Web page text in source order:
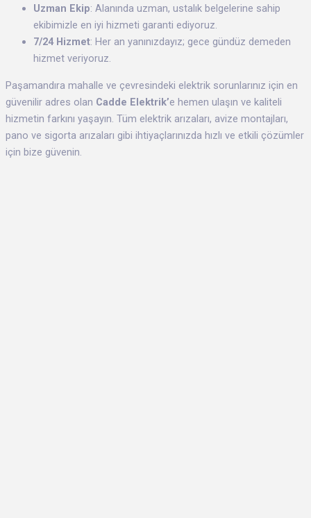
Uzman Ekip: Alanında uzman, ustalık belgelerine sahip
ekibimizle en iyi hizmeti garanti ediyoruz.
7/24 Hizmet: Her an yanınızdayız; gece gündüz demeden
hizmet veriyoruz.
Paşamandıra mahalle ve çevresindeki elektrik sorunlarınız için en
güvenilir adres olan Cadde Elektrik’e hemen ulaşın ve kaliteli
hizmetin farkını yaşayın. Tüm elektrik arızaları, avize montajları,
pano ve sigorta arızaları gibi ihtiyaçlarınızda hızlı ve etkili çözümler
için bize güvenin.